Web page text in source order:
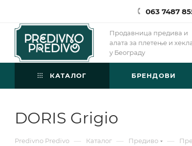
063 7487
Продавница предива и
алата за плетење и
у Београду
КАТАЛОГ БРЕНДОВИ
DORIS Grigio
Predivno Predivo — Каталог — Предиво —